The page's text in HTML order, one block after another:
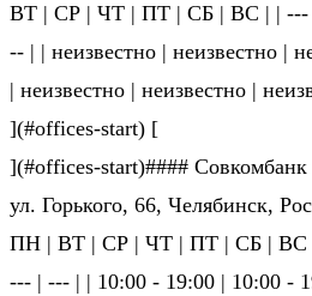
ВТ | СР | ЧТ | ПТ | СБ | ВС | | ---
-- | | не­из­вест­но | не­из­вест­но |
| не­из­вест­но | не­из­вест­но |
](#offices-start) [
](#offices-start)#### Совкомбанк
ул. Горького, 66, Челябинск,
ПН | ВТ | СР | ЧТ | ПТ | СБ | ВС
--- | --- | | 10:00 - 19:00 | 10:00 -